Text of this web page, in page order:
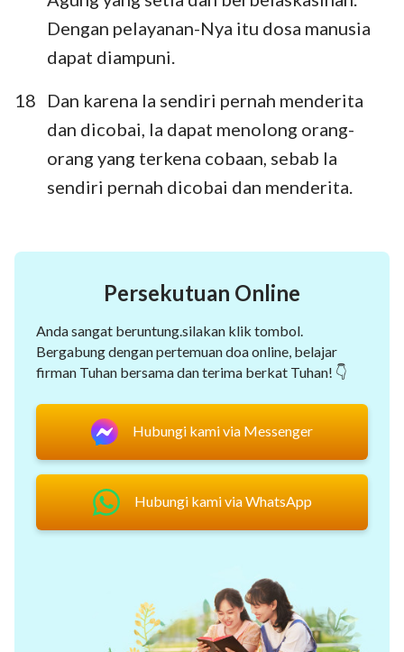
Dengan pelayanan-Nya itu dosa manusia
dapat diampuni.
18
Dan karena Ia sendiri pernah menderita
dan dicobai, Ia dapat menolong orang-
orang yang terkena cobaan, sebab Ia
sendiri pernah dicobai dan menderita.
Persekutuan Online
Anda sangat beruntung.silakan klik tombol.
Bergabung dengan pertemuan doa online, belajar
firman Tuhan bersama dan terima berkat Tuhan! 👇
Hubungi kami via Messenger
Hubungi kami via WhatsApp